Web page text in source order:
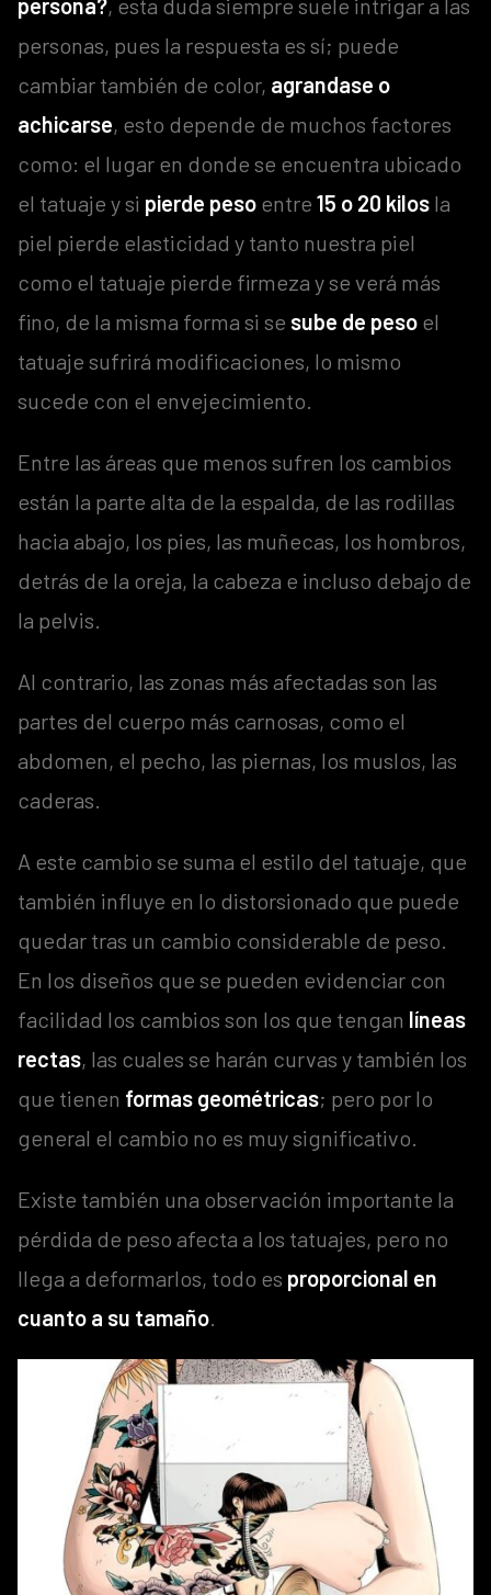
persona?, esta duda siempre suele intrigar a las
personas, pues la respuesta es sí; puede
cambiar también de color, agrandase o
achicarse, esto depende de muchos factores
como: el lugar en donde se encuentra ubicado
el tatuaje y si pierde peso entre 15 o 20 kilos la
piel pierde elasticidad y tanto nuestra piel
como el tatuaje pierde firmeza y se verá más
fino, de la misma forma si se sube de peso el
tatuaje sufrirá modificaciones, lo mismo
sucede con el envejecimiento.
Entre las áreas que menos sufren los cambios
están la parte alta de la espalda, de las rodillas
hacia abajo, los pies, las muñecas, los hombros,
detrás de la oreja, la cabeza e incluso debajo de
la pelvis.
Al contrario, las zonas más afectadas son las
partes del cuerpo más carnosas, como el
abdomen, el pecho, las piernas, los muslos, las
caderas.
A este cambio se suma el estilo del tatuaje, que
también influye en lo distorsionado que puede
quedar tras un cambio considerable de peso.
En los diseños que se pueden evidenciar con
facilidad los cambios son los que tengan líneas
rectas, las cuales se harán curvas y también los
que tienen formas geométricas; pero por lo
general el cambio no es muy significativo.
Existe también una observación importante la
pérdida de peso afecta a los tatuajes, pero no
llega a deformarlos, todo es proporcional en
cuanto a su tamaño.